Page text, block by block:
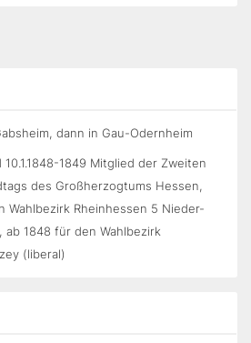
dann in Gau-Odernheim
10.1.1848-1849 Mitglied der Zweiten
des Großherzogtums Hessen,
Wahlbezirk Rheinhessen 5 Nieder-
ab 1848 für den Wahlbezirk
(liberal)